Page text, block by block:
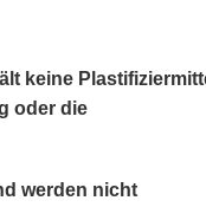
keine
oder die
werden nicht